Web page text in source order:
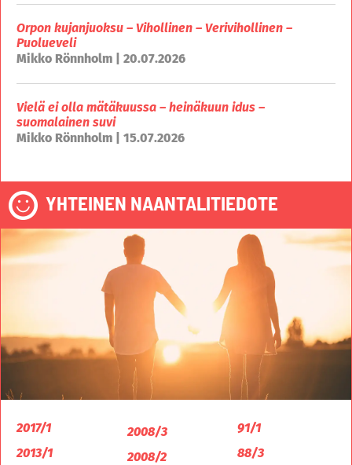
Orpon kujanjuoksu – Vihollinen – Verivihollinen –
Puolueveli
Mikko Rönnholm | 20.07.2026
Vielä ei olla mätäkuussa – heinäkuun idus –
suomalainen suvi
Mikko Rönnholm | 15.07.2026
YHTEINEN NAANTALITIEDOTE
2017/1
2013/1
2008/3
2008/2
91/1
88/3